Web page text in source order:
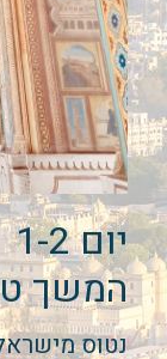
המשך
נטוס